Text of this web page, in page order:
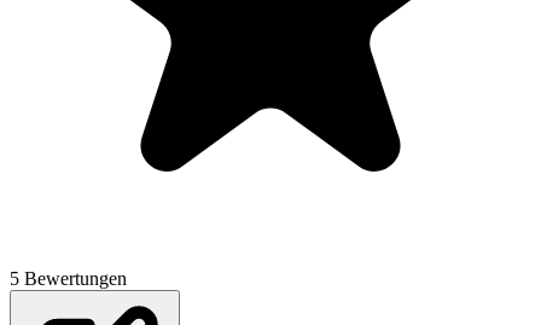
5 Bewertungen